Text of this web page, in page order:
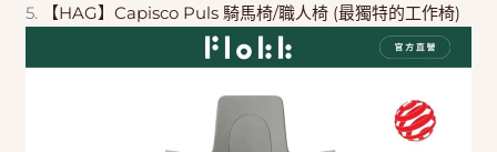
5. 【HAG】Capisco Puls 騎馬椅/職人椅 (最獨特的工作椅)